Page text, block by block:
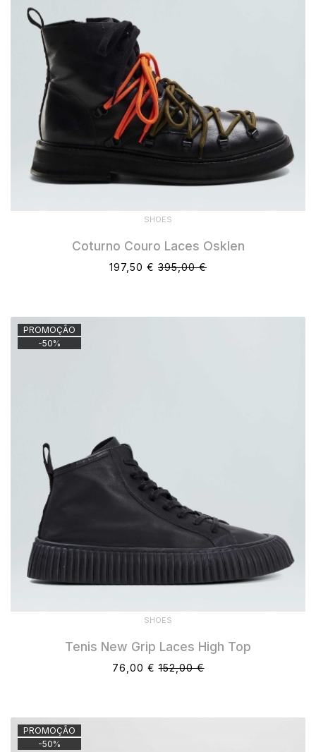
SHOES
Coturno Couro Laces Osklen
197,50 € 395,00 €
-50%
PROMOÇÃO
SHOES
Tenis New Grip Laces High Top
76,00 €152,00 €
-50%
PROMOÇÃO